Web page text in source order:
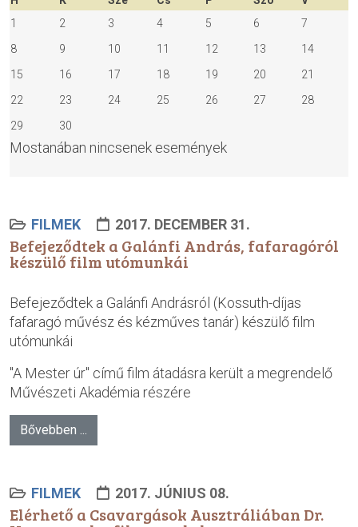
1
2 3 4 5 6
7
8
9 10 11 12 13
14
15
16 17 18 19 20
21
22
23 24 25 26 27
28
29
30
Mostanában nincsenek események
FILMEK 2017. DECEMBER 31.
Befejeződtek a Galánfi András, fafaragóról
készülő film utómunkái
Befejeződtek a Galánfi Andrásról (Kossuth-díjas
fafaragó művész és kézműves tanár) készülő film
utómunkái
"A Mester úr" című film átadásra került a megrendelő
Művészeti Akadémia részére
Bővebben ...
FILMEK 2017. JÚNIUS 08.
Elérhető a Csavargások Ausztráliában Dr.